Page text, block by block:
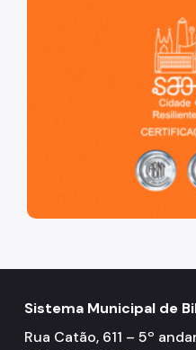
Sistema Municipal de
Rua Catão, 611 – 5º